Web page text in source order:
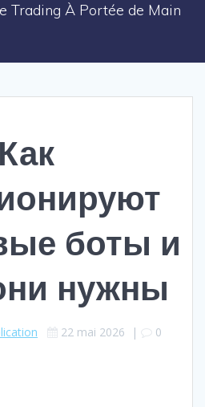
Trading À Portée de Main
Как
боты и
нужны
22 mai 2026 | 0